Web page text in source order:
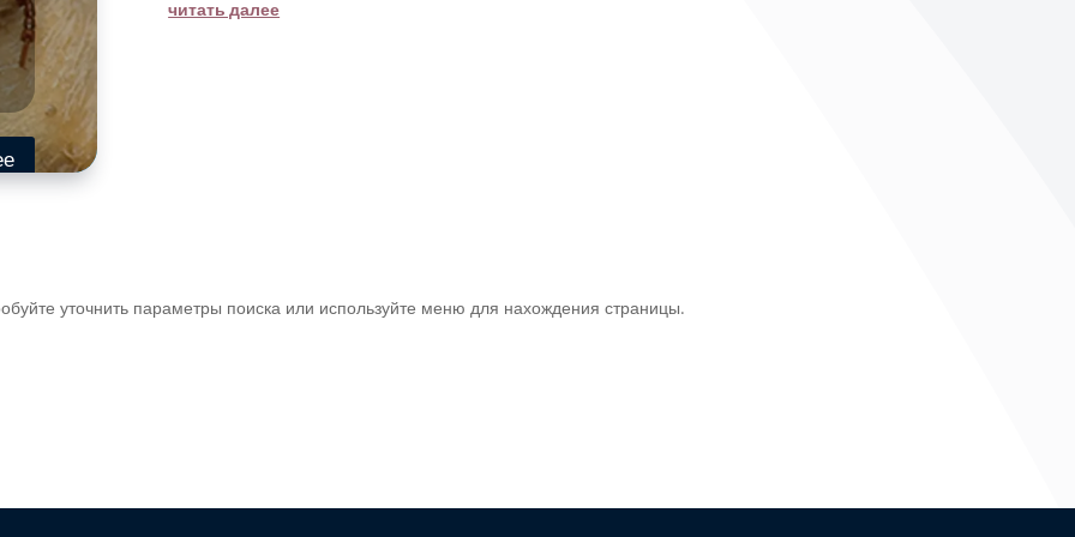
читать далее
уточнить параметры поиска или используйте меню для нахождения страницы.